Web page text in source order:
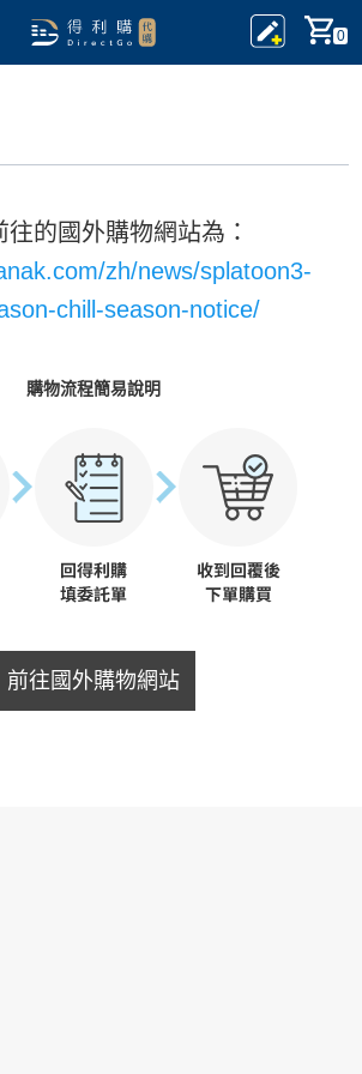
0
往的國外購物網站為：
zh/news/splatoon3-
chill-season-notice/
購物流程簡易說明
前往國外購物網站